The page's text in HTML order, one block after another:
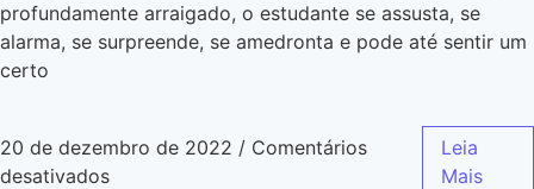
profundamente arraigado, o estudante se assusta, se
alarma, se surpreende, se amedronta e pode até sentir um
certo
20 de dezembro de 2022 / Comentários
desativados
Leia
Mais